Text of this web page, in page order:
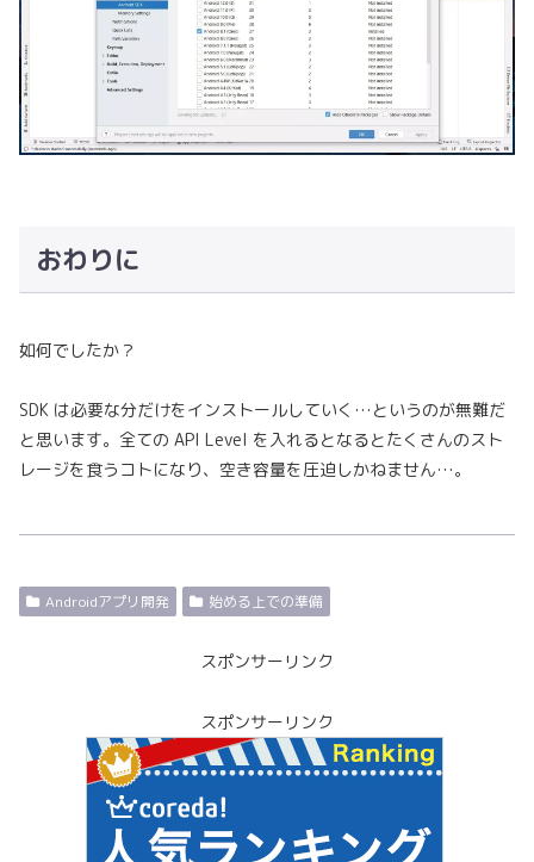
おわりに
如何でしたか？
SDK は必要な分だけをインストールしていく…というのが無難だ
と思います。全ての API Level を入れるとなるとたくさんのスト
レージを食うコトになり、空き容量を圧迫しかねません…。
Androidアプリ開発 始める上での準備
スポンサーリンク
スポンサーリンク